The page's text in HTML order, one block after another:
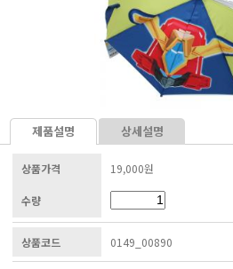
제품설명 상세설명
상품가격 19,000원
수량
상품코드 0149_00890